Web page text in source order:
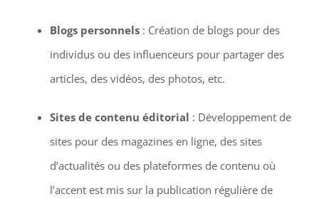
Blogs personnels: Création de blogs pour des
individus ou des influenceurs pour partager des
articles, des vidéos, des photos, etc.
Sites de contenu éditorial : Développement de
sites pour des magazines en ligne, des sites
d’actualités ou des plateformes de contenu où
l’accent est mis sur la publication régulière de